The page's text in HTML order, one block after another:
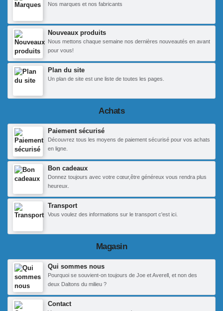
Nos marques et nos fabricants
Nouveaux produits
Nous mettons chaque semaine nos dernières nouveautés en avant
pour vous!
Plan du site
Un plan de site est une liste de toutes les pages.
Achats
Paiement sécurisé
Découvrez tous les moyens de paiement sécurisé pour vos achats
en ligne.
Bon cadeaux
Donnez toujours avec votre cœur,être généreux vous rendra plus
heureux.
Transport
Vous voulez des informations sur le transport c'est ici.
Magasin
Qui sommes nous
Pourquoi se souvient-on toujours de Joe et Averell, et non des
deux Daltons du milieu ?
Contact